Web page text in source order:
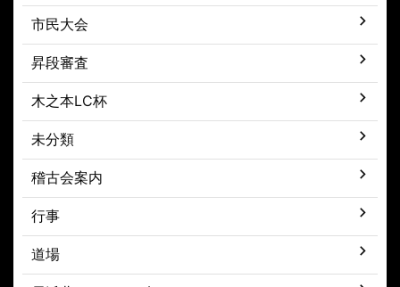
市民大会
昇段審査
木之本LC杯
未分類
稽古会案内
行事
道場